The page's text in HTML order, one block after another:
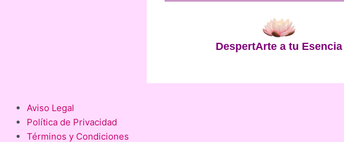
DespertArte a tu Esencia
Aviso Legal
Política de Privacidad
Términos y Condiciones